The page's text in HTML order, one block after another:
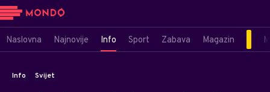
Naslovna Najnovije Info Sport Zabava Magazin
Info Svijet